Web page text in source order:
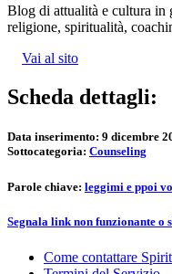
Blog di attualità e cultura in
religione, spiritualità,
Vai al sito
Scheda dettagli:
Data inserimento: 9 dicembre
Sottocategoria: Counseling
Parole chiave: leggimi e ppoi
Segnala link non funzionante o
Come contattare